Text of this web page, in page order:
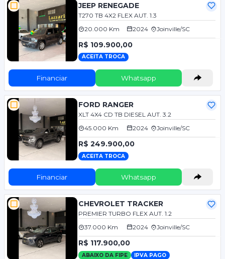
JEEP RENEGADE
T270 TB 4X2 FLEX AUT. 1.3
20.000 Km
2024 Joinville/SC
R$ 109.900,00
ACEITA TROCA
Financiar Whatsapp
FORD RANGER
XLT 4X4 CD TB DIESEL AUT. 3.2
45.000 Km
2024 Joinville/SC
R$ 249.900,00
ACEITA TROCA
Financiar Whatsapp
CHEVROLET TRACKER
PREMIER TURBO FLEX AUT. 1.2
37.000 Km
2024 Joinville/SC
R$ 117.900,00
ABAIXO DA FIPE IPVA PAGO